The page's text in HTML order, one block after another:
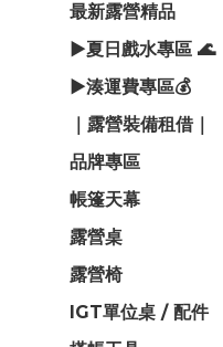
最新露營精品
▶夏日戲水專區 🌊
▶湊運費專區💰
｜露營裝備租借｜
品牌專區
帳篷天幕
露營桌
露營椅
IGT單位桌 / 配件